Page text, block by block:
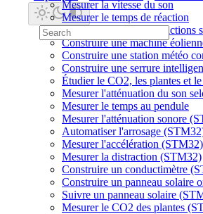
Mesurer la vitesse du son
Mesurer le temps de réaction
Mesurer l'effet des distractions
Construire une machine
Construire une station météo
Construire une serrure
Étudier le CO2, les plantes et
Mesurer l'atténuation du son
Mesurer le temps au pendule
Mesurer l'atténuation sonore
Automatiser l'arrosage
Mesurer l'accélération (STM32)
Mesurer la distraction (STM32)
Construire un conductimètre
Construire un panneau solaire
Suivre un panneau solaire
Mesurer le CO2 des plantes